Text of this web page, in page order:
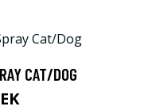
CAT/DOG